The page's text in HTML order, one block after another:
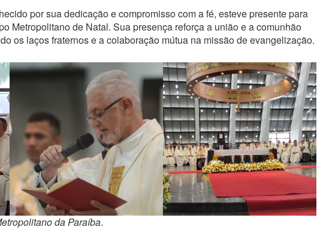
por sua dedicação e compromisso com a fé, esteve presente para
Metropolitano de Natal. Sua presença reforça a união e a comunhão
os laços fraternos e a colaboração mútua na missão de evangelização.
da Paraíba.